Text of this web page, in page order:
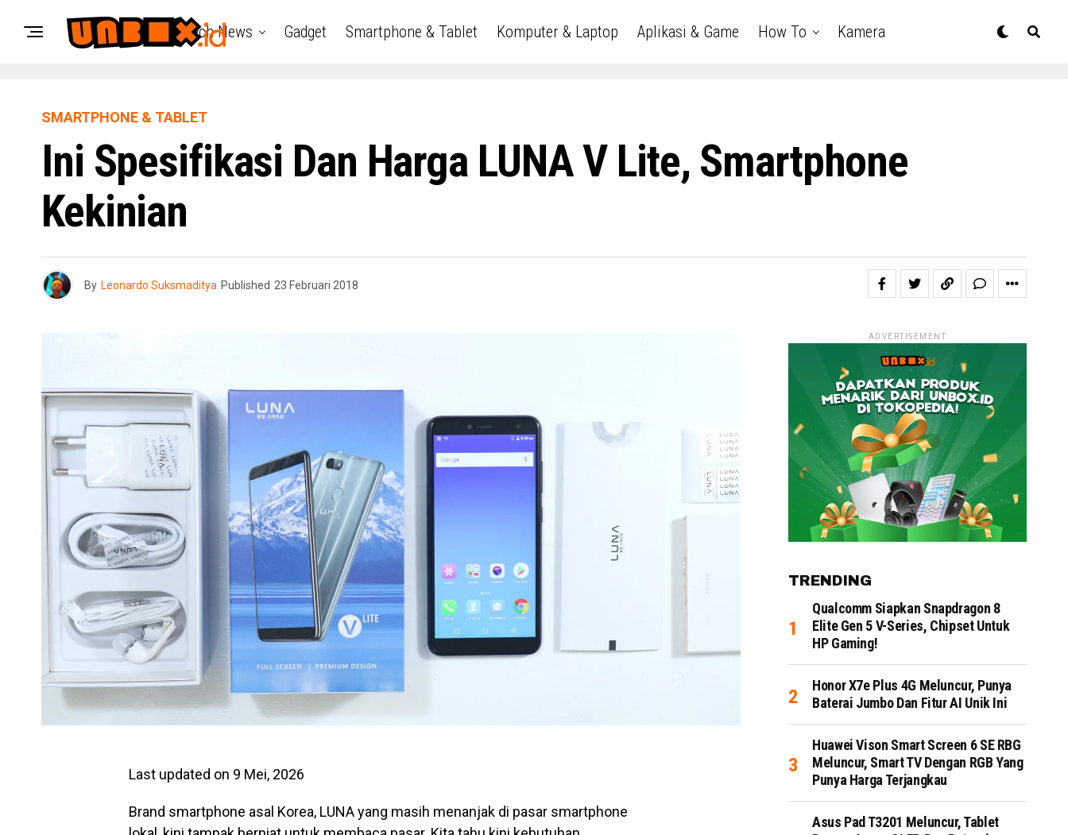
Tech News Gadget Smartphone & Tablet Komputer & Laptop Aplikasi & Game How To Kamera
SMARTPHONE & TABLET
Ini Spesifikasi Dan Harga LUNA V Lite, Smartphone
Kekinian
By Leonardo Suksmaditya Published 23 Februari 2018
Last updated on 9 Mei, 2026
Brand smartphone asal Korea, LUNA yang masih menanjak di pasar smartphone
ADVERTISEMENT
TRENDING
Qualcomm Siapkan Snapdragon 8
Elite Gen 5 V-Series, Chipset Untuk
HP Gaming!
Honor X7e Plus 4G Meluncur, Punya
Baterai Jumbo Dan Fitur AI Unik Ini
Huawei Vison Smart Screen 6 SE RBG
Meluncur, Smart TV Dengan RGB Yang
Punya Harga Terjangkau
Asus Pad T3201 Meluncur, Tablet